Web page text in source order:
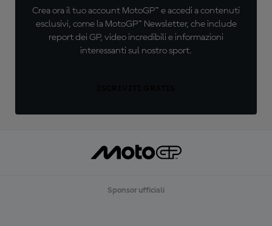
Crea ora il tuo account MotoGP™ e accedi a contenuti
esclusivi, come la MotoGP™ Newsletter, che include
report dei GP, video incredibili e informazioni
interessanti sul nostro sport.
Sponsor ufficiali